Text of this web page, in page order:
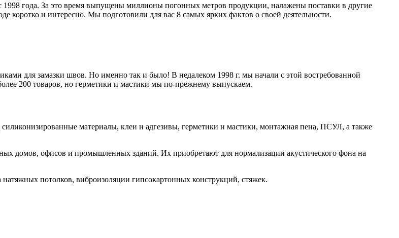
1998 года. За это время выпущены миллионы погонных метров продукции, налажены поставки в другие
коротко и интересно. Мы подготовили для вас 8 самых ярких фактов о своей деятельности.
для замазки швов. Но именно так и было! В недалеком 1998 г. мы начали с этой востребованной
200 товаров, но герметики и мастики мы по-прежнему выпускаем.
материалы, клеи и адгезивы, герметики и мастики, монтажная пена, ПСУЛ, а также
домов, офисов и промышленных зданий. Их приобретают для нормализации акустического фона на
потолков, виброизоляции гипсокартонных конструкций, стяжек.